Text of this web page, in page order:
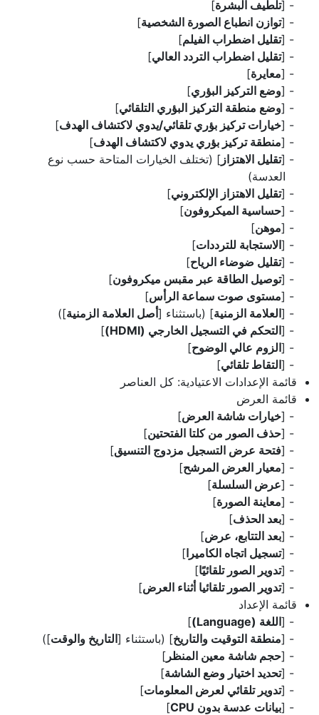
[تلطيف البشرة]
[توازن انطباع الصورة الشخصية]
[تقليل اضطراب الفيلم]
[تقليل اضطراب التردد العالي]
[معايرة]
[وضع التركيز البؤري]
[وضع منطقة التركيز البؤري التلقائي]
[خيارات تركيز بؤري تلقائي/يدوي لاكتشاف الهدف]
[منطقة تركيز بؤري يدوي لاكتشاف الهدف]
[تقليل الاهتزاز ] (تختلف الخيارات المتاحة حسب نوع
العدسة)
[تقليل الاهتزاز الإلكتروني]
[حساسية الميكروفون]
[موهن]
[الاستجابة للترددات]
[تقليل ضوضاء الرياح]
[توصيل الطاقة عبر مقبس ميكروفون]
[مستوى صوت سماعة الرأس]
[العلامة الزمنية] (باستثناء [أصل العلامة الزمنية])
[التحكم في التسجيل الخارجي (HDMI)
]
[الزوم عالي الوضوح]
[التقاط تلقائي]
قائمة الإعدادات الاعتيادية: كل العناصر
قائمة العرض
[خيارات شاشة العرض]
[حذف الصور من كلتا الفتحتين]
[فتحة عرض التسجيل مزدوج التنسيق]
[معيار العرض المرشح]
[عرض السلسلة]
[معاينة الصورة]
[بعد الحذف]
[بعد التتابع، عرض]
[تسجيل اتجاه الكاميرا]
[تدوير الصور تلقائيًا]
[تدوير الصور تلقائيا أثناء العرض]
قائمة الإعداد
[اللغة (Language)
]
[منطقة التوقيت والتاريخ] (باستثناء [التاريخ والوقت])
[حجم شاشة معين المنظر ]
[تحديد اختيار وضع الشاشة]
[تدوير تلقائي لعرض المعلومات]
[بيانات عدسة بدون CPU
]